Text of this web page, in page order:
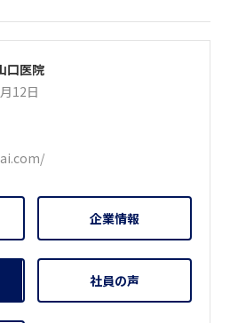
口医院
12日
企業情報
社員の声